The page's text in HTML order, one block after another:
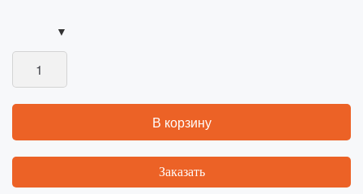
Количество
В корзину
Заказать